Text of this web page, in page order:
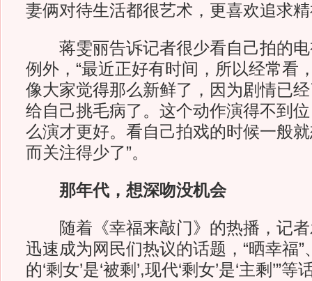
妻俩对待生活都很艺术，更喜欢追求
蒋雯丽告诉记者很少看自己拍的电
例外，“最近正好有时间，所以经常看
像大家觉得那么新鲜了，因为剧情已
给自己挑毛病了。这个动作演得不到
么演才更好。看自己拍戏的时候一般
而关注得少了”。
那年代，想深吻没机会
随着《幸福来敲门》的热播，记者
迅速成为网民们热议的话题，“晒幸福”
的‘剩女’是‘被剩’,现代‘剩女’是‘主剩’”